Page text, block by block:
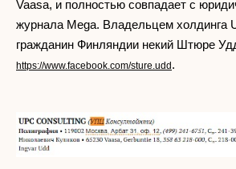
Vaasa, и полностью совпадает с
журнала Mega. Владельцем холдинга
гражданин Финляндии некий Штюре
https://www.facebook.com/sture.udd.